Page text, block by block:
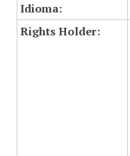
Idioma:
Rights Holder: